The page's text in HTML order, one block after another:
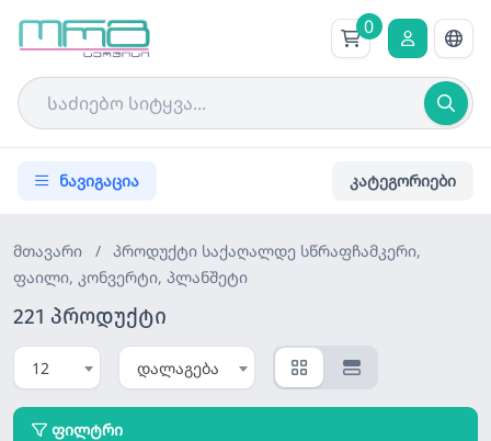
0
ნავიგაცია კატეგორიები
მთავარი / პროდუქტი საქაღალდე სწრაფჩამკერი,
ფაილი, კონვერტი, პლანშეტი
221 პროდუქტი
12 დალაგება
ფილტრი